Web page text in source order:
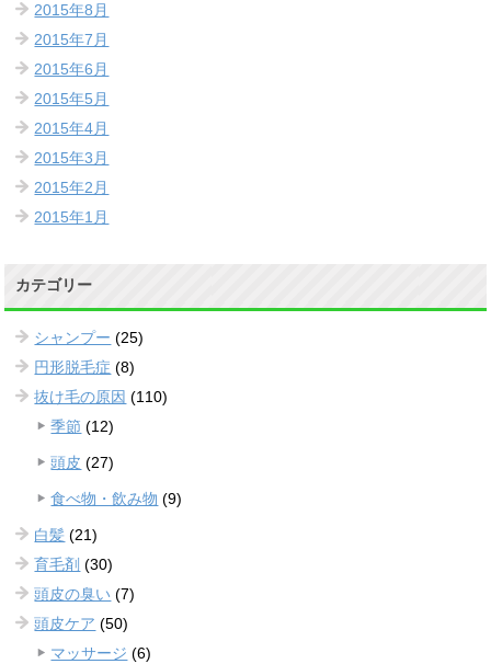
2015年8月
2015年7月
2015年6月
2015年5月
2015年4月
2015年3月
2015年2月
2015年1月
カテゴリー
シャンプー (25)
円形脱毛症 (8)
抜け毛の原因 (110)
季節 (12)
頭皮 (27)
食べ物・飲み物 (9)
白髪 (21)
育毛剤 (30)
頭皮の臭い (7)
頭皮ケア (50)
マッサージ (6)